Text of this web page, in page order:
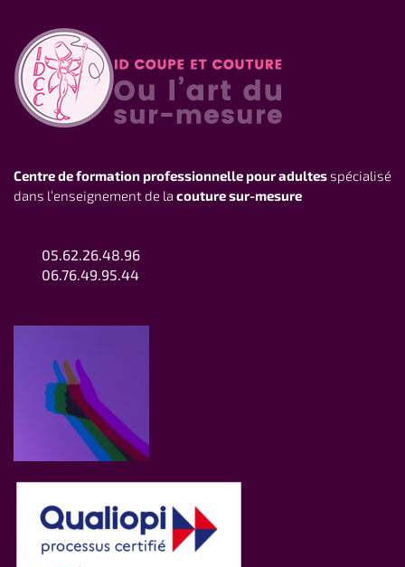
Centre de formation professionnelle pour adultesspécialisé
dans l’enseignement de la couture sur-mesure
05.62.26.48.96
06.76.49.95.44